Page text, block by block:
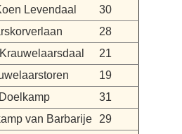
Levendaal
30
28
21
19
31
van Barbarije
29